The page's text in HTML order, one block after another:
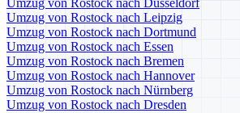
Umzug von Rostock nach Düsseldorf
Umzug von Rostock nach Leipzig
Umzug von Rostock nach Dortmund
Umzug von Rostock nach Essen
Umzug von Rostock nach Bremen
Umzug von Rostock nach Hannover
Umzug von Rostock nach Nürnberg
Umzug von Rostock nach Dresden